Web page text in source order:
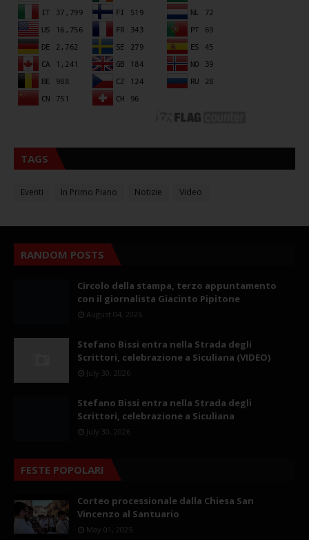
TAGS
Eventi In Primo Piano Notizie Video
RANDOM POSTS
Circolo della stampa, terzo appuntamento
con il giornalista Giacinto Pipitone
August 04, 2026
Stefano Bissi entra nella Strada degli
Scrittori, celebrazione a Siculiana (VIDEO)
July 30, 2026
Stefano Bissi entra nella Strada degli
Scrittori, celebrazione a Siculiana
July 30, 2026
FESTE POPOLARI
Corteo processionale dalla Chiesa San
Vincenzo al Santuario
May 01, 2025